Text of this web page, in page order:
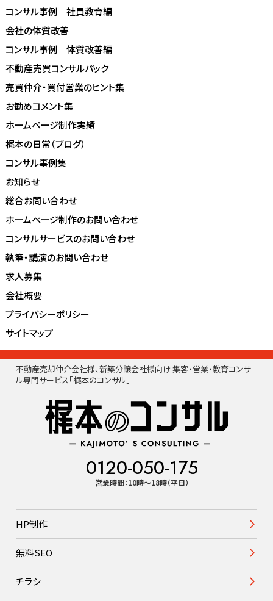
コンサル事例｜社員教育編
会社の体質改善
コンサル事例｜体質改善編
不動産売買コンサルパック
売買仲介・買付営業のヒント集
お勧めコメント集
ホームページ制作実績
梶本の日常（ブログ）
コンサル事例集
お知らせ
総合お問い合わせ
ホームページ制作のお問い合わせ
コンサルサービスのお問い合わせ
執筆・講演のお問い合わせ
求人募集
会社概要
プライバシーポリシー
サイトマップ
不動産売却仲介会社様、新築分譲会社様向け 集客・営業・教育コンサ
ル専門サービス「梶本のコンサル」
0120-050-175
営業時間：10時〜18時（平日）
HP制作
無料SEO
チラシ